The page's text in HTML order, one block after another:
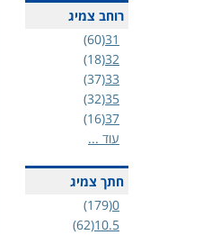
רוחב צמיג
31
(60)
32
(18)
33
(37)
35
(32)
37
(16)
עוד ...
חתך צמיג
0
(179)
10.5
(62)